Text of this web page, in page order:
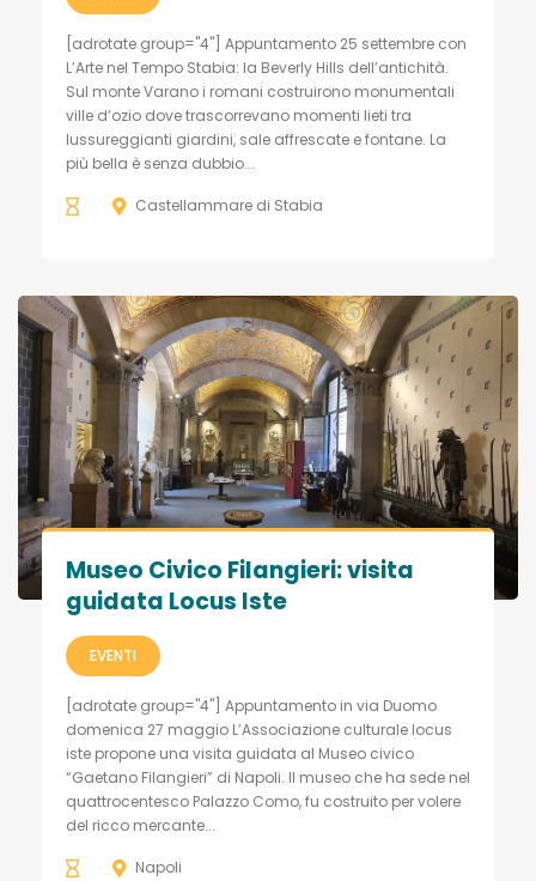
[adrotate group="4"] Appuntamento 25 settembre con
L’Arte nel Tempo Stabia: la Beverly Hills dell’antichità.
Sul monte Varano i romani costruirono monumentali
ville d’ozio dove trascorrevano momenti lieti tra
lussureggianti giardini, sale affrescate e fontane. La
più bella è senza dubbio...
Castellammare di Stabia
Museo Civico Filangieri: visita
guidata Locus Iste
EVENTI
[adrotate group="4"] Appuntamento in via Duomo
domenica 27 maggio L’Associazione culturale locus
iste propone una visita guidata al Museo civico
“Gaetano Filangieri” di Napoli. Il museo che ha sede nel
quattrocentesco Palazzo Como, fu costruito per volere
del ricco mercante...
Napoli